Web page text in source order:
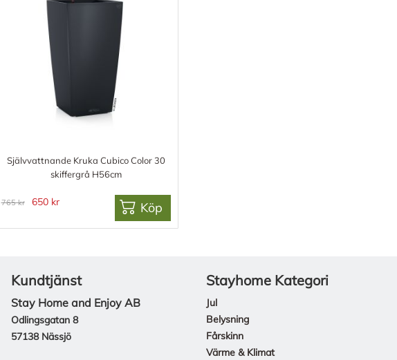
Självvattnande Kruka Cubico Color 30
skiffergrå H56cm
765 kr 650 kr Köp
Kundtjänst
Stay Home and Enjoy AB
Odlingsgatan 8
57138 Nässjö
Stayhome Kategori
Jul
Belysning
Fårskinn
Värme & Klimat